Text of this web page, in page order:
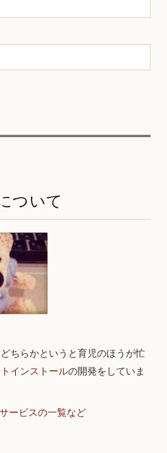
ついて
ちらかというと育児のほうが忙
トインストールの開発をしていま
ービスの一覧など